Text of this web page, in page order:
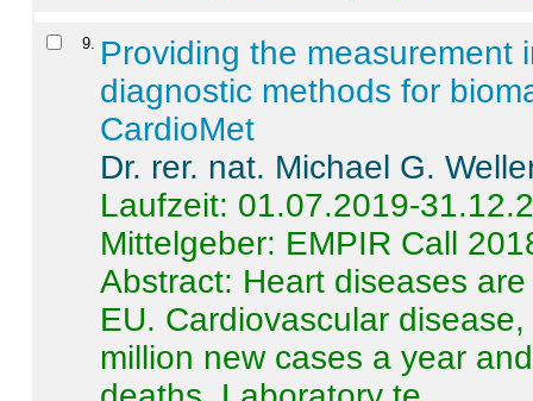
9
Providing the measurement
diagnostic methods for
CardioMet
Dr. rer. nat. Michael G.
Laufzeit: 01.07.2019-
Mittelgeber: EMPIR Call
Abstract: Heart diseases
EU. Cardiovascular
million new cases a year